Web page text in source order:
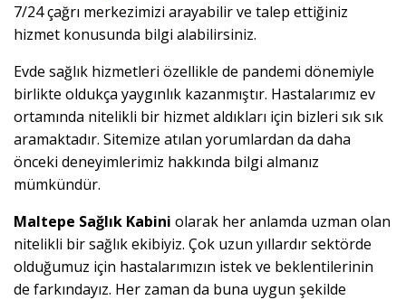
7/24 çağrı merkezimizi arayabilir ve talep ettiğiniz
hizmet konusunda bilgi alabilirsiniz.
Evde sağlık hizmetleri özellikle de pandemi dönemiyle
birlikte oldukça yaygınlık kazanmıştır. Hastalarımız ev
ortamında nitelikli bir hizmet aldıkları için bizleri sık sık
aramaktadır. Sitemize atılan yorumlardan da daha
önceki deneyimlerimiz hakkında bilgi almanız
mümkündür.
Maltepe Sağlık Kabini olarak her anlamda uzman olan
nitelikli bir sağlık ekibiyiz. Çok uzun yıllardır sektörde
olduğumuz için hastalarımızın istek ve beklentilerinin
de farkındayız. Her zaman da buna uygun şekilde